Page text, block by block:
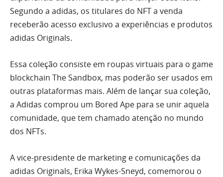
Segundo a adidas, os titulares do NFT a venda
receberão acesso exclusivo a experiências e produtos
adidas Originals.
Essa coleção consiste em roupas virtuais para o game
blockchain The Sandbox, mas poderão ser usados em
outras plataformas mais. Além de lançar sua coleção,
a Adidas comprou um Bored Ape para se unir aquela
comunidade, que tem chamado atenção no mundo
dos NFTs.
A vice-presidente de marketing e comunicações da
adidas Originals, Erika Wykes-Sneyd, comemorou o